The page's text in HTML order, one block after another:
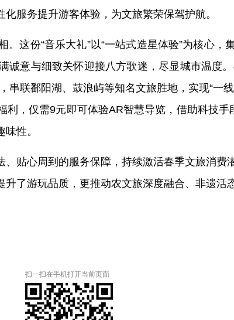
服务提升游客体验，为文旅繁荣保驾护航。
这份“音乐大礼”以“一站式造星体验”为核心，
意与细致关怀迎接八方歌迷，尽显城市温度
联鄱阳湖、鼓浪屿等知名文旅胜地，实现“一
，仅需9元即可体验AR智慧导览，借助科技手
性。
贴心周到的服务保障，持续激活春季文旅消费
了游玩品质，更推动农文旅深度融合、非遗活
扫一扫在手机打开当前页面